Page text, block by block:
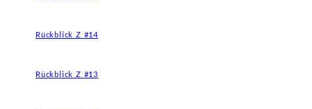
Rückblick Z #14
Rückblick Z #13